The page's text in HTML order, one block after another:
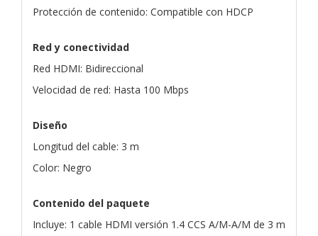
Protección de contenido: Compatible con HDCP
Red y conectividad
Red HDMI: Bidireccional
Velocidad de red: Hasta 100 Mbps
Diseño
Longitud del cable: 3 m
Color: Negro
Contenido del paquete
Incluye: 1 cable HDMI versión 1.4 CCS A/M-A/M de 3 m